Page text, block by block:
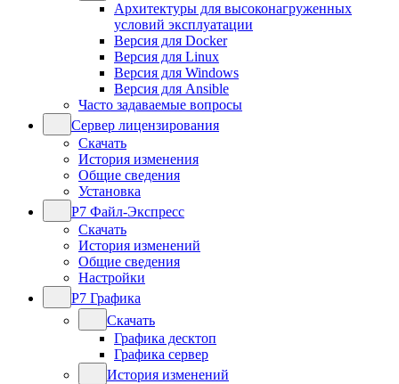
Архитектуры для высоконагруженных
условий эксплуатации
Версия для Docker
Версия для Linux
Версия для Windows
Версия для Ansible
Часто задаваемые вопросы
Сервер лицензирования
Скачать
История изменения
Общие сведения
Установка
Р7 Файл-Экспресс
Скачать
История изменений
Общие сведения
Настройки
Р7 Графика
Скачать
Графика десктоп
Графика сервер
История изменений